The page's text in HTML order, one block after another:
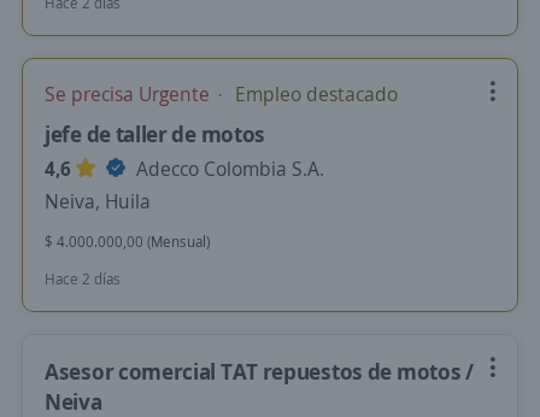
Se precisa Urgente Empleo destacado
jefe de taller de motos
4,6
Adecco Colombia S.A.
Neiva, Huila
$ 4.000.000,00 (Mensual)
Hace 2 días
Asesor comercial TAT repuestos de motos /
Neiva